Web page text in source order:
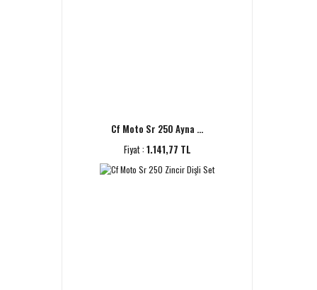
Cf Moto Sr 250 Ayna ...
Fiyat : 1.141,77 TL